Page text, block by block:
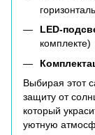
LED-
комплекте)
Выбирая этот
защиту от
который
уютную